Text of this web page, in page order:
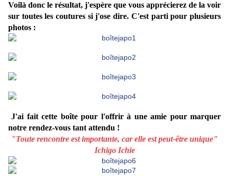
Voilà donc le résultat, j'espère que vous apprécierez de la voir
sur toutes les coutures si j'ose dire. C'est parti pour plusieurs
photos :
J'ai fait cette boîte pour l'offrir à une amie pour marquer
notre rendez-vous tant attendu !
"Toute rencontre est importante, car elle est peut-être unique"
Ichigo Ichie